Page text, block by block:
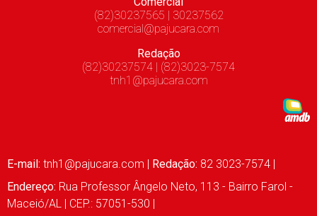
(82)30237565 | 30237562
comercial@pajucara.com
Redação
(82)30237574 | (82)3023-7574
tnh1@pajucara.com
E-mail: tnh1@pajucara.com | Redação: 82 3023-7574 |
Endereço: Rua Professor Ângelo Neto, 113 - Bairro Farol -
Maceió/AL | CEP.: 57051-530 |